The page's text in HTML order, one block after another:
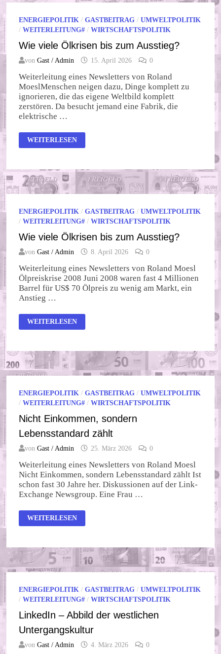
ENERGIEPOLITIK /GASTBEITRAG /UMWELTPOLITIK
/WEITERLEITUNG# /WIRTSCHAFTSPOLITIK
Wie viele Ölkrisen bis zum Ausstieg?
vonGast / Admin 15. April 2026 0
Weiterleitung eines Newsletters von Roland
MoeslMenschen neigen dazu, Dinge komplett zu
ignorieren, die das eigene Weltbild komplett
zerstören. Da besucht jemand eine Fabrik, die
elektrische …
WIE
VIELE
AUSSTIEG?
WEITERLESEN
ENERGIEPOLITIK /GASTBEITRAG /UMWELTPOLITIK
/WEITERLEITUNG# /WIRTSCHAFTSPOLITIK
Wie viele Ölkrisen bis zum Ausstieg?
vonGast / Admin 8. April 2026 0
Weiterleitung eines Newsletters von Roland Moesl
Ölpreiskrise 2008 Juni 2008 waren fast 4 Millionen
Barrel für US$ 70 Ölpreis zu wenig am Markt, ein
Anstieg …
WIE
VIELE
AUSSTIEG?
WEITERLESEN
ENERGIEPOLITIK /GASTBEITRAG /UMWELTPOLITIK
/WEITERLEITUNG# /WIRTSCHAFTSPOLITIK
Nicht Einkommen, sondern
Lebensstandard zählt
vonGast / Admin 25. März 2026 0
Weiterleitung eines Newsletters von Roland Moesl
Nicht Einkommen, sondern Lebensstandard zählt Ist
schon fast 30 Jahre her. Diskussionen auf der Link-
Exchange Newsgroup. Eine Frau …
NICHT
EINKOMMEN,
WEITERLESEN
ENERGIEPOLITIK /GASTBEITRAG /UMWELTPOLITIK
/WEITERLEITUNG# /WIRTSCHAFTSPOLITIK
LinkedIn – Abbild der westlichen
Untergangskultur
vonGast / Admin 4. März 2026 0